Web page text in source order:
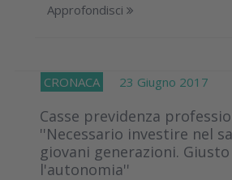
Approfondisci
CRONACA 23 Giugno 2017
Casse previdenza
''Necessario investire nel
giovani generazioni.
l'autonomia''